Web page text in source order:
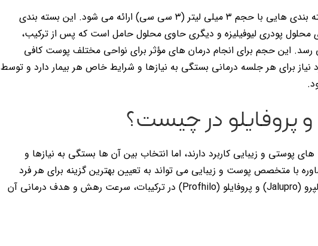
جالپرو (Jalupro) معمولاً در بسته بندی هایی با حجم ۳ میلی لیتر (۳ سی سی) ارائه می شود. این بسته بندی
پودری لیوفیلیزه و دیگری حاوی محلول حامل است که پس از ترکیب،
۳ سی سی می رسد. این حجم برای انجام درمان های مؤثر برای نواحی مختلف پوست کافی
برای هر جلسه درمانی بستگی به نیازها و شرایط خاص هر بیمار دارد و توسط
پروفایلو در چیست؟
پوستی و زیبایی کاربرد دارند، اما انتخاب بین آن ها بستگی به نیازها و
با متخصص پوست و زیبایی می تواند به تعیین بهترین گزینه برای هر فرد
کمک کند. تفاوت اصلی بین جالپرو (Jalupro) و پروفایلو (Profhilo) در ترکیبات، سرعت رهش و هدف درمانی آن